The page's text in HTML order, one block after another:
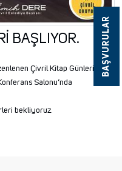
BAŞVURULAR
BAŞLIYOR.
Çivril Kitap Günleri 1-4
Salonu’nda
bekliyoruz.